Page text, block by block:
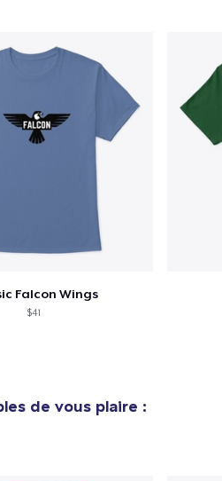
Falcon Wings
$41
de vous plaire :